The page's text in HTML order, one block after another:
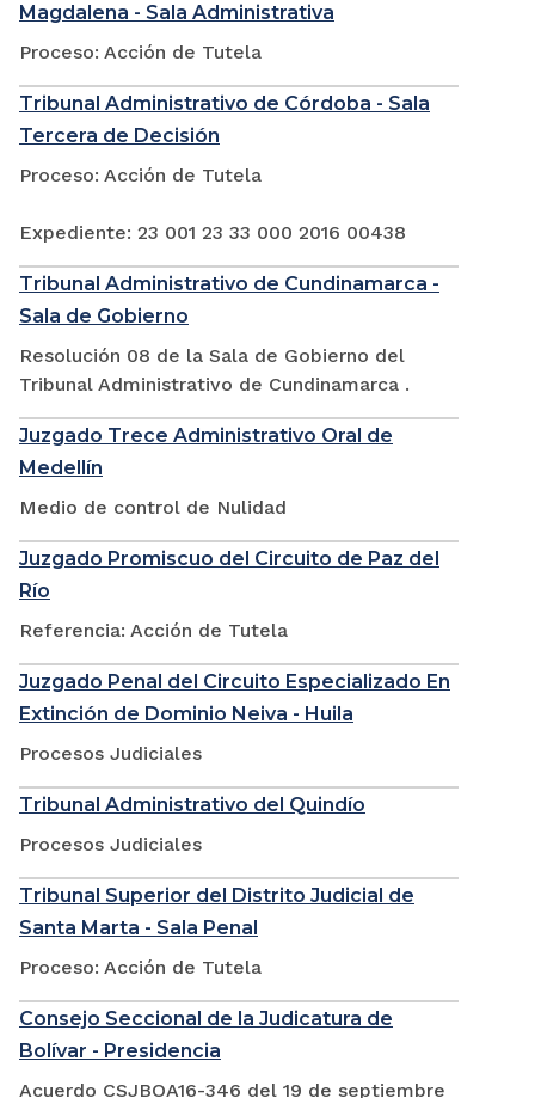
Magdalena - Sala Administrativa
Proceso: Acción de Tutela
Tribunal Administrativo de Córdoba - Sala
Tercera de Decisión
Proceso: Acción de Tutela
Expediente: 23 001 23 33 000 2016 00438
Tribunal Administrativo de Cundinamarca -
Sala de Gobierno
Resolución 08 de la Sala de Gobierno del
Tribunal Administrativo de Cundinamarca .
Juzgado Trece Administrativo Oral de
Medellín
Medio de control de Nulidad
Juzgado Promiscuo del Circuito de Paz del
Río
Referencia: Acción de Tutela
Juzgado Penal del Circuito Especializado En
Extinción de Dominio Neiva - Huila
Procesos Judiciales
Tribunal Administrativo del Quindío
Procesos Judiciales
Tribunal Superior del Distrito Judicial de
Santa Marta - Sala Penal
Proceso: Acción de Tutela
Consejo Seccional de la Judicatura de
Bolívar - Presidencia
Acuerdo CSJBOA16-346 del 19 de septiembre